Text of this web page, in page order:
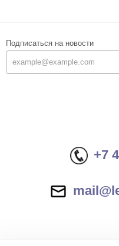
Подписаться на новости
+7